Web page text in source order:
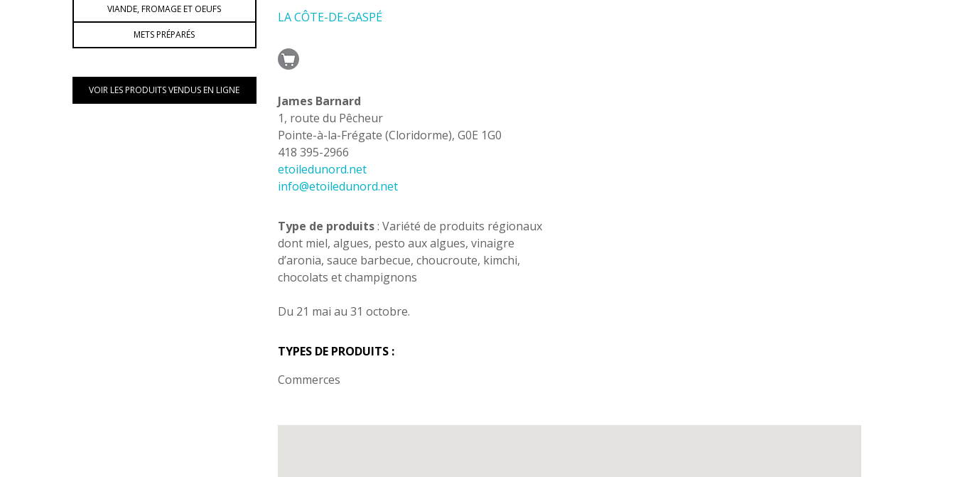
VIANDE, FROMAGE ET OEUFS
METS PRÉPARÉS
VOIR LES PRODUITS VENDUS EN LIGNE
LA CÔTE-DE-GASPÉ
James Barnard
1, route du Pêcheur
Pointe-à-la-Frégate (Cloridorme), G0E 1G0
418 395-2966
etoiledunord.net
info@etoiledunord.net
Type de produits: Variété de produits régionaux
dont miel, algues, pesto aux algues, vinaigre
d’aronia, sauce barbecue, choucroute, kimchi,
chocolats et champignons
Du 21 mai au 31 octobre.
TYPES DE PRODUITS :
Commerces